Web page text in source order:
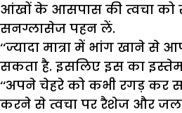
आंखों के आसपास की त्वचा को
सनग्लासेज पहन लें.
‘‘ज्यादा मात्रा में भांग खाने से
सकता है. इसलिए इस का
‘‘अपने चेहरे को कभी रगड़ कर
करने से त्वचा पर रैशेज और